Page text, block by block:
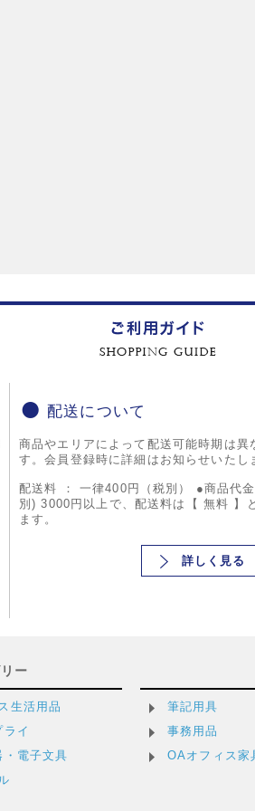
配送について
商品やエリアによって配送可能時期は異
す。会員登録時に詳細はお知らせいたし
配送料 ： 一律400円（税別） ●商品代
別) 3000円以上で、配送料は【 無料 】
ます。
詳しく見る
ー
生活用品
イ
・電子文具
筆記用具
事務用品
OAオフィス家